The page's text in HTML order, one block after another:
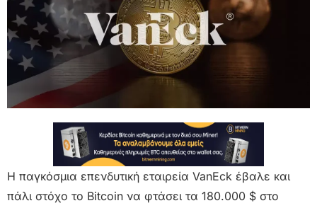
Η παγκόσμια επενδυτική εταιρεία VanEck έβαλε και
πάλι στόχο το Bitcoin να φτάσει τα 180.000 $ στο